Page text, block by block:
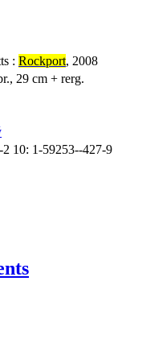
: Rockport, 2008
29 cm + rerg.
10: 1-59253--427-9